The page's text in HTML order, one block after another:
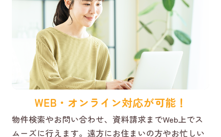
WEB・オンライン対応が可能！
物件検索やお問い合わせ、資料請求までWeb上でス
ムーズに行えます。遠方にお住まいの方やお忙しい